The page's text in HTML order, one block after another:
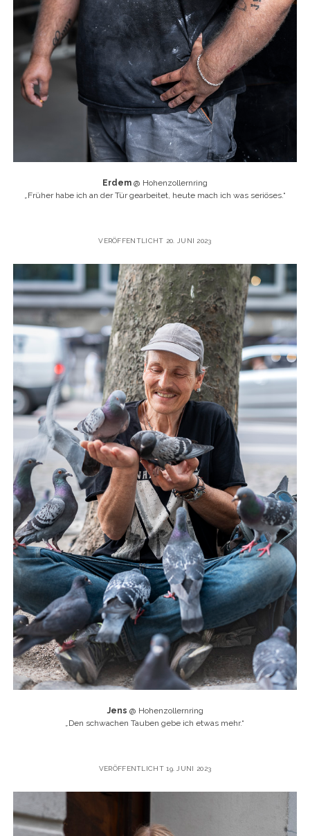
Erdem @ Hohenzollernring
„Früher habe ich an der Tür gearbeitet, heute mach ich was seriöses.“
VERÖFFENTLICHT 20. JUNI 2023
Jens @ Hohenzollernring
„Den schwachen Tauben gebe ich etwas mehr.“
VERÖFFENTLICHT 19. JUNI 2023